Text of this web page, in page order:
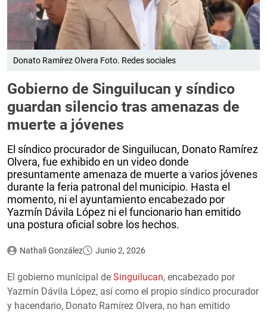
Donato Ramírez Olvera Foto. Redes sociales
Gobierno de Singuilucan y síndico
guardan silencio tras amenazas de
muerte a jóvenes
El síndico procurador de Singuilucan, Donato Ramírez
Olvera, fue exhibido en un video donde
presuntamente amenaza de muerte a varios jóvenes
durante la feria patronal del municipio. Hasta el
momento, ni el ayuntamiento encabezado por
Yazmín Dávila López ni el funcionario han emitido
una postura oficial sobre los hechos.
Nathali González Junio 2, 2026
El gobierno municipal de Singuilucan, encabezado por
Yazmín Dávila López, así como el propio síndico procurador
y hacendario, Donato Ramírez Olvera, no han emitido